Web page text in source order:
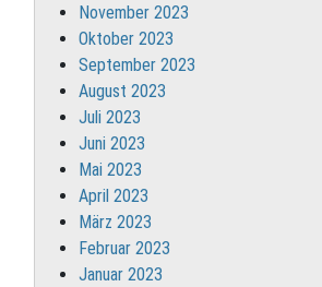
November 2023
Oktober 2023
September 2023
August 2023
Juli 2023
Juni 2023
Mai 2023
April 2023
März 2023
Februar 2023
Januar 2023